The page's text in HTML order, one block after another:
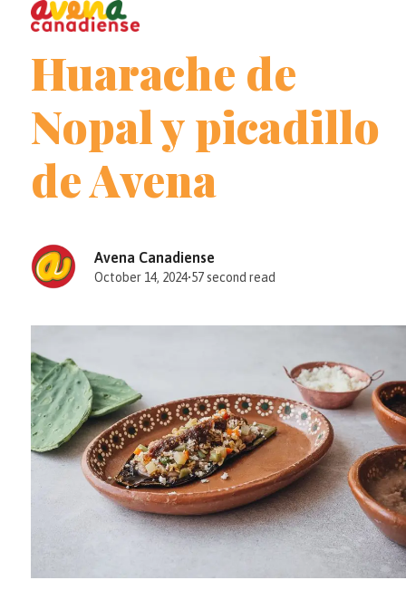
Open
menu
Close
menu
Huarache de
Nopal y picadillo
de Avena
Avena Canadiense
October 14, 2024•57 second read